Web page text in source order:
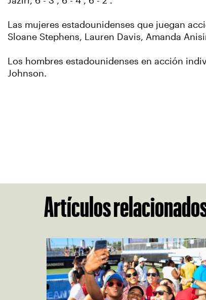
Las mujeres estadounidenses que juegan
Sloane Stephens, Lauren Davis, Amanda
Los hombres estadounidenses en acción
Johnson.
Artículos